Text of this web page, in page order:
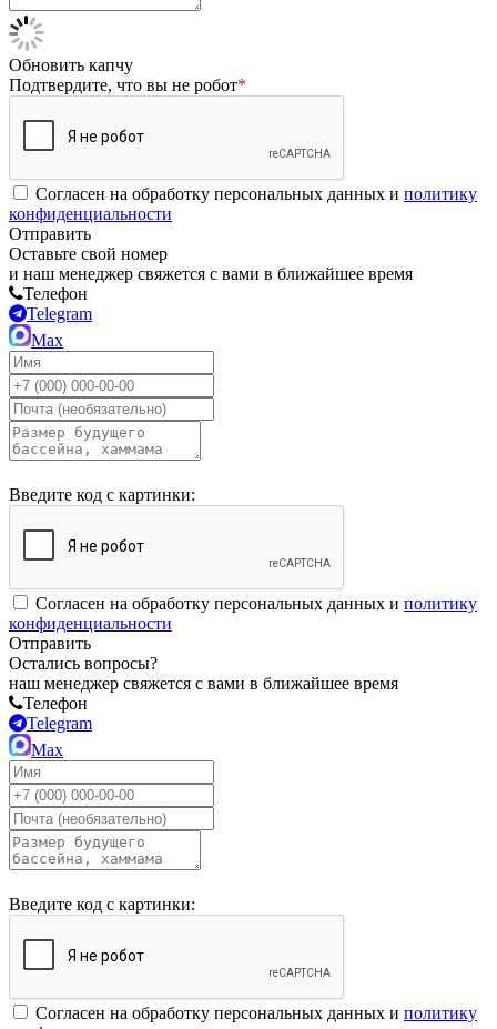
Обновить капчу
Подтвердите, что вы не робот*
Согласен на обработку персональных данных и политику
конфиденциальности
Отправить
Оставьте свой номер
и наш менеджер свяжется с вами в ближайшее время
Телефон
Telegram
Max
Введите код с картинки:
Согласен на обработку персональных данных и политику
конфиденциальности
Отправить
Остались вопросы?
наш менеджер свяжется с вами в ближайшее время
Телефон
Telegram
Max
Введите код с картинки:
Согласен на обработку персональных данных и политику